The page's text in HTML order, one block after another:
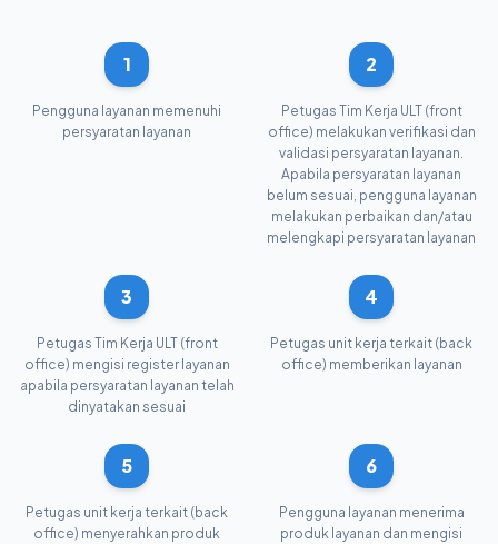
1
Pengguna layanan memenuhi
persyaratan layanan
2
Petugas Tim Kerja ULT (front
office) melakukan verifikasi dan
validasi persyaratan layanan.
Apabila persyaratan layanan
belum sesuai, pengguna layanan
melakukan perbaikan dan/atau
melengkapi persyaratan layanan
3
Petugas Tim Kerja ULT (front
office) mengisi register layanan
apabila persyaratan layanan telah
dinyatakan sesuai
4
Petugas unit kerja terkait (back
office) memberikan layanan
5
Petugas unit kerja terkait (back
office) menyerahkan produk
6
Pengguna layanan menerima
produk layanan dan mengisi